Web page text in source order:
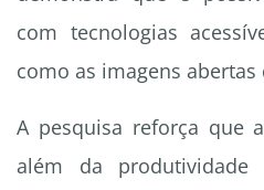
com tecnologias
como as imagens
A pesquisa reforça que
além da